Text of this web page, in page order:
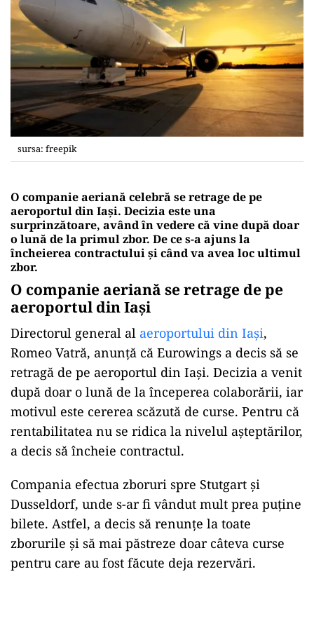
sursa: freepik
O companie aeriană celebră se retrage de pe
aeroportul din Iași. Decizia este una
surprinzătoare, având în vedere că vine după doar
o lună de la primul zbor. De ce s-a ajuns la
încheierea contractului și când va avea loc ultimul
zbor.
O companie aeriană se retrage de pe
aeroportul din Iași
Directorul general al aeroportului din Iași,
Romeo Vatră, anunță că Eurowings a decis să se
retragă de pe aeroportul din Iași. Decizia a venit
după doar o lună de la începerea colaborării, iar
motivul este cererea scăzută de curse. Pentru că
rentabilitatea nu se ridica la nivelul așteptărilor,
a decis să încheie contractul.
Compania efectua zboruri spre Stutgart și
Dusseldorf, unde s-ar fi vândut mult prea puține
bilete. Astfel, a decis să renunțe la toate
zborurile și să mai păstreze doar câteva curse
pentru care au fost făcute deja rezervări.